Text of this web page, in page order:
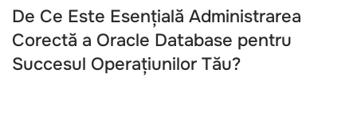
De Ce Este Esențială Administrarea
Corectă a Oracle Database pentru
Succesul Operațiunilor Tău?